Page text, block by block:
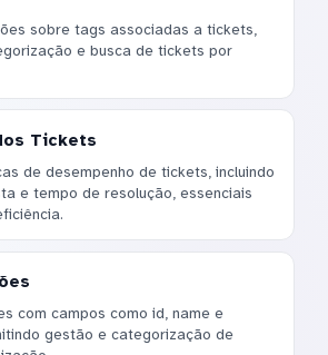
sobre tags associadas a tickets,
e busca de tickets por
Tickets
de desempenho de tickets, incluindo
e tempo de resolução, essenciais
com campos como id, name e
gestão e categorização de